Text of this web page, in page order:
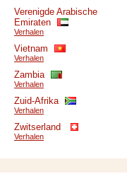
Verenigde Arabische
Emiraten
Verhalen
Vietnam
Verhalen
Zambia
Verhalen
Zuid-Afrika
Verhalen
Zwitserland
Verhalen